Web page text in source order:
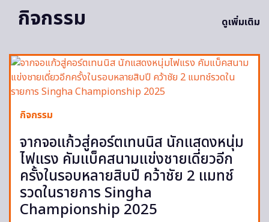
กิจกรรม ดูเพิ่มเติม
กิจกรรม
จากจอแก้วสู่คอร์ตเทนนิส นักแสดงหนุ่ม
ไฟแรง คัมแบ็คสนามแข่งชายเดี่ยวอีก
ครั้งในรอบหลายสิบปี คว้าชัย 2 แมทช์
รวดในรายการ Singha
Championship 2025